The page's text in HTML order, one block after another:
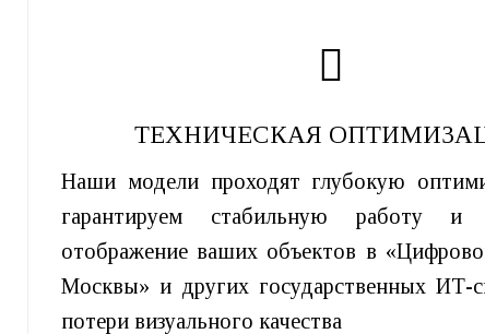
ТЕХНИЧЕСКАЯ
Наши модели проходят глубокую
гарантируем стабильную работу и
отображение ваших объектов в
Москвы» и других государственных ИТ-
потери визуального качества